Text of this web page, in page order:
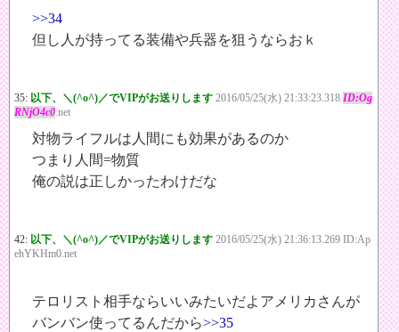
>>34
但し人が持ってる装備や兵器を狙うならおｋ
35: 以下、＼(^o^)／でVIPがお送りします 2016/05/25(水) 21:33:23.318 ID:Og
RNjO4c0.net
対物ライフルは人間にも効果があるのか
つまり人間=物質
俺の説は正しかったわけだな
42: 以下、＼(^o^)／でVIPがお送りします 2016/05/25(水) 21:36:13.269 ID:Ap
ehYKHm0.net
テロリスト相手ならいいみたいだよアメリカさんが
バンバン使ってるんだから>>35